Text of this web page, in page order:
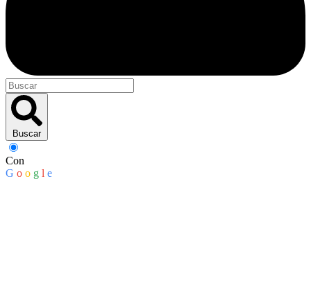
Buscar
Con
G o o g l e